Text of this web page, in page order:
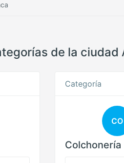
de la
Categoría
CO
Colchonería